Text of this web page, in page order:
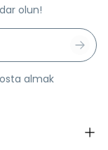
olun!
almak